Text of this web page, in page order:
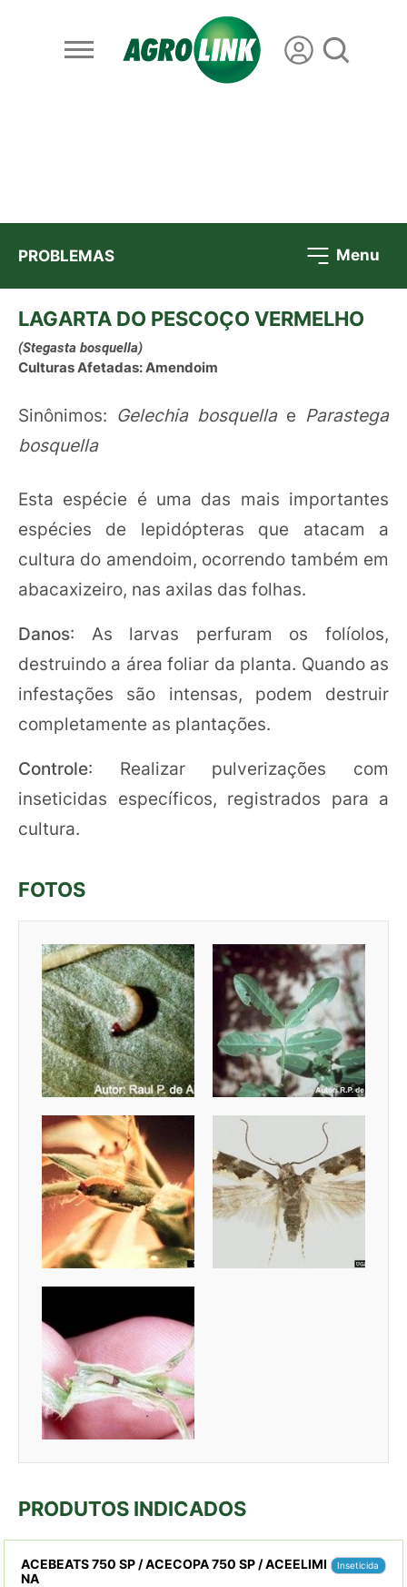
PROBLEMAS Menu
LAGARTA DO PESCOÇO VERMELHO
(Stegasta bosquella)
Culturas Afetadas: Amendoim
Sinônimos: Gelechia bosquella e Parastega
bosquella
Esta espécie é uma das mais importantes
espécies de lepidópteras que atacam a
cultura do amendoim, ocorrendo também em
abacaxizeiro, nas axilas das folhas.
Danos: As larvas perfuram os folíolos,
destruindo a área foliar da planta. Quando as
infestações são intensas, podem destruir
completamente as plantações.
Controle: Realizar pulverizações com
inseticidas específicos, registrados para a
cultura.
FOTOS
PRODUTOS INDICADOS
ACEBEATS 750 SP / ACECOPA 750 SP / ACEELIMI
NA
Inseticida